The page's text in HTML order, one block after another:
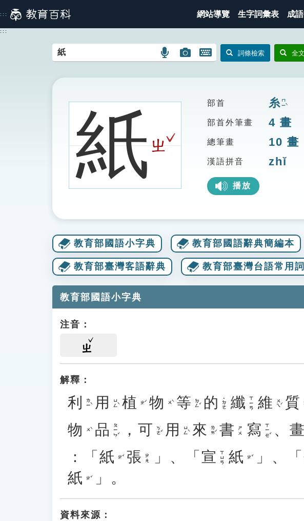
到
主
::: 網站導覽 生字詞彙表 成
:::
語
搜
圖
圖
搜
開
鍵
圖
詞條檢索 全
紙ㄓ
ˇ
部首 糸ㄇㄧˋ
部首外筆畫 4 畫
總筆畫 10 畫
漢語拼音 zhǐ
播放
教育部國語小字典 教育部國語辭典簡編本
教育部臺灣客語辭典 教育部臺灣台語常用
教育部國語小字典
注音：
ㄓ
解釋：
利 ㄌㄧˋ 用 ㄩㄥˋ 植 ㄓˊ 物 ㄨˋ 等 ㄉㄥˇ 的 ˙ㄉㄜ 纖 ㄒㄧㄢ 維 ㄨㄟˊ 質
物
ㄨˋ 品 ㄆㄧㄣˇ ， 可 ㄎㄜˇ 用 ㄩㄥˋ 來 ㄌㄞˊ 書 ㄕㄨ 寫 ㄒㄧㄝˇ 、 畫
：「 紙 ㄓˇ 張 ㄓㄤ 」、「 宣 ㄒㄩㄢ 紙 ㄓˇ 」、「
紙 ㄓˇ 」。
資料來源：